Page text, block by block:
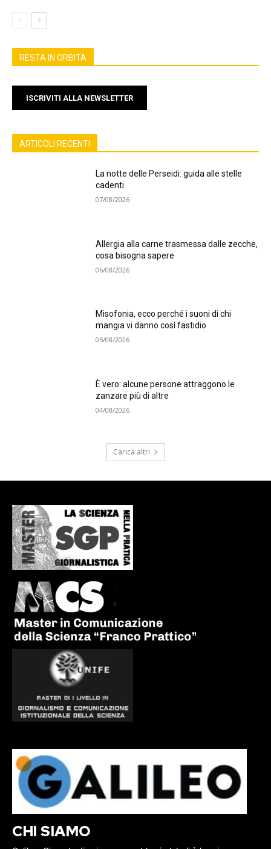
RESTA IN ORBITA
ISCRIVITI ALLA NEWSLETTER
ARTICOLI RECENTI
La notte delle Perseidi: guida alle stelle
cadenti
07/08/2026
Allergia alla carne trasmessa dalle zecche,
cosa bisogna sapere
06/08/2026
Misofonia, ecco perché i suoni di chi
mangia vi danno così fastidio
05/08/2026
È vero: alcune persone attraggono le
zanzare più di altre
04/08/2026
Carica altri
CHI SIAMO